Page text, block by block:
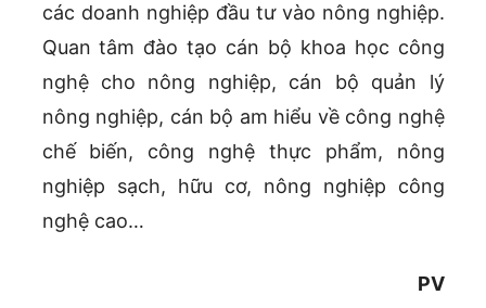
các doanh nghiệp đầu tư vào nông nghiệp.
Quan tâm đào tạo cán bộ khoa học công
nghệ cho nông nghiệp, cán bộ quản lý
nông nghiệp, cán bộ am hiểu về công nghệ
chế biến, công nghệ thực phẩm, nông
nghiệp sạch, hữu cơ, nông nghiệp công
nghệ cao…
PV